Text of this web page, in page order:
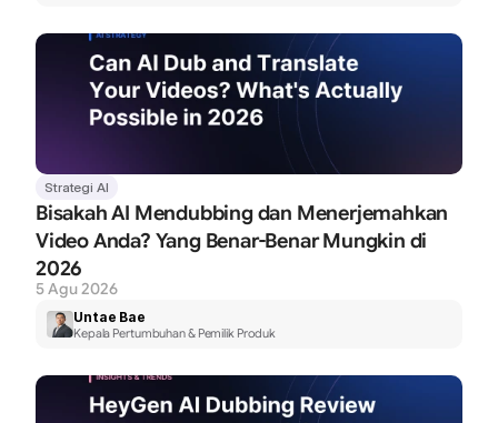
Strategi AI
Bisakah AI Mendubbing dan Menerjemahkan
Video Anda? Yang Benar-Benar Mungkin di
2026
5 Agu 2026
Untae Bae
Kepala Pertumbuhan & Pemilik Produk